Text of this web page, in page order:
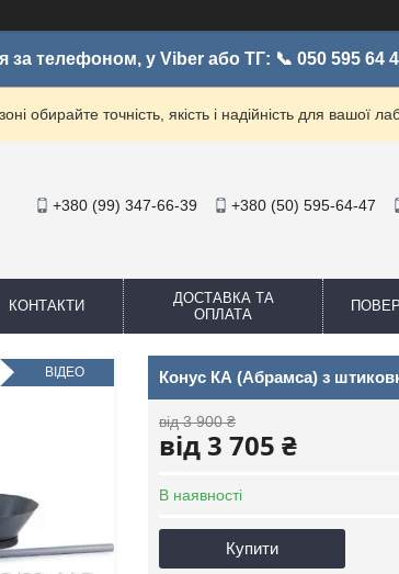
за телефоном, у Viber або ТГ: 📞 050 595 64
обирайте точність, якість і надійність для вашої
+380 (99) 347-66-39 +380 (50) 595-64-47
КОНТАКТИ
ДОСТАВКА ТА
ОПЛАТА
ВІДЕО Конус КА (Абрамса) з
від 3 900 ₴
від 3 705 ₴
В наявності
Купити